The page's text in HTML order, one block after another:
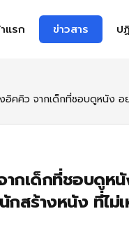
แรก ข่าวสาร ป
อิคคิว จากเด็กที่ชอบดูหนัง อย
กเด็กที่ชอบดูห
กสร้างหนัง ที่ไม่